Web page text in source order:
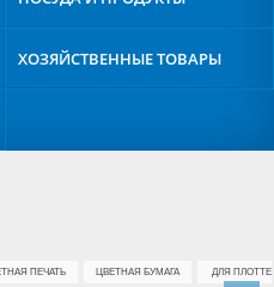
ХОЗЯЙСТВЕННЫЕТОВАРЫ
ПЕЧАТЬ ЦВЕТНАЯ БУМАГА ДЛЯ